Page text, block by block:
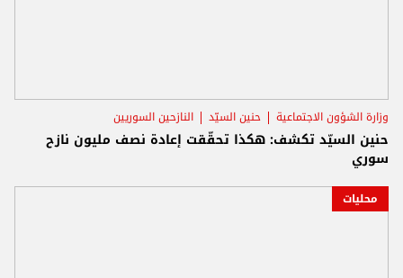
وزارة الشؤون الاجتماعية حنين السيّد النازحين السوريين
حنين السيّد تكشف: هكذا تحقّقت إعادة نصف مليون نازح
سوري
محليات